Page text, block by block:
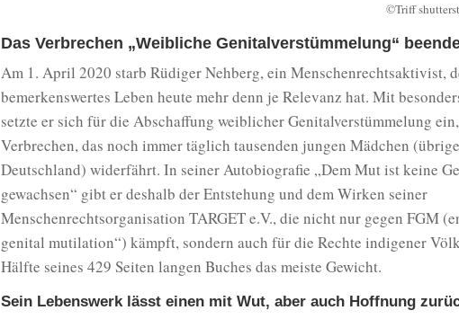
©Triff
Das Verbrechen „Weibliche Genitalverstümmelung“
Am 1. April 2020 starb Rüdiger Nehberg, ein Menschenrechtsaktivist,
bemerkenswertes Leben heute mehr denn je Relevanz hat. Mit
setzte er sich für die Abschaffung weiblicher Genitalverstümmelung
Verbrechen, das noch immer täglich tausenden jungen Mädchen
Deutschland) widerfährt. In seiner Autobiografie „Dem Mut ist keine
gewachsen“ gibt er deshalb der Entstehung und dem Wirken seiner
Menschenrechtsorganisation TARGET e.V., die nicht nur gegen FGM
genital mutilation“) kämpft, sondern auch für die Rechte indigener
Hälfte seines 429 Seiten langen Buches das meiste Gewicht.
Sein Lebenswerk lässt einen mit Wut, aber auch Hoffnung